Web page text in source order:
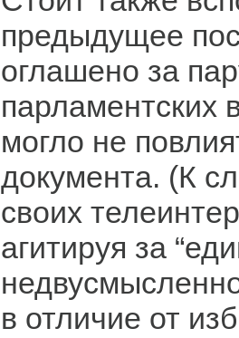
предыдущее
оглашено за
парламентских
могло не
документа. (К
своих
агитируя за
в отличие от